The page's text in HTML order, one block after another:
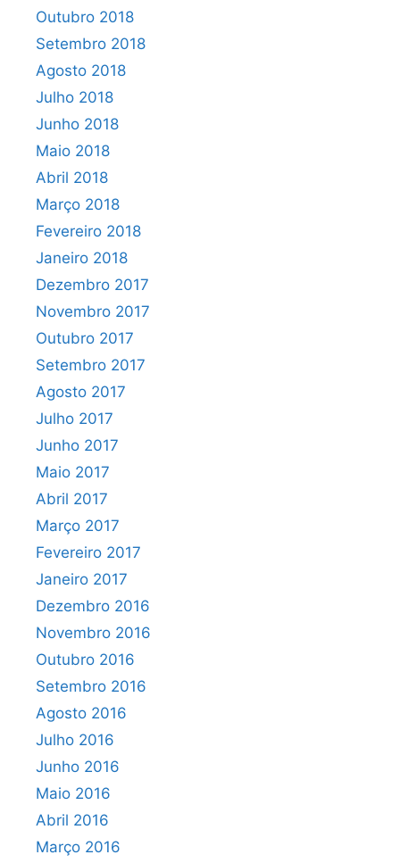
Outubro 2018
Setembro 2018
Agosto 2018
Julho 2018
Junho 2018
Maio 2018
Abril 2018
Março 2018
Fevereiro 2018
Janeiro 2018
Dezembro 2017
Novembro 2017
Outubro 2017
Setembro 2017
Agosto 2017
Julho 2017
Junho 2017
Maio 2017
Abril 2017
Março 2017
Fevereiro 2017
Janeiro 2017
Dezembro 2016
Novembro 2016
Outubro 2016
Setembro 2016
Agosto 2016
Julho 2016
Junho 2016
Maio 2016
Abril 2016
Março 2016